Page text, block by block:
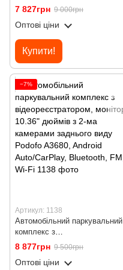
відеореєстратором та
камерою заднього огляду
Podofo A3073, FullHD, CarPlay
/ Android Auto
7 827грн 9 000грн
Оптові ціни
Купити!
−7%
Артикул: 1138
Автомобільний паркувальний
комплекс з
відеореєстратором, монітор
10.36" дюймів з 2-ма
камерами заднього виду
8 877грн 9 500грн
Оптові ціни